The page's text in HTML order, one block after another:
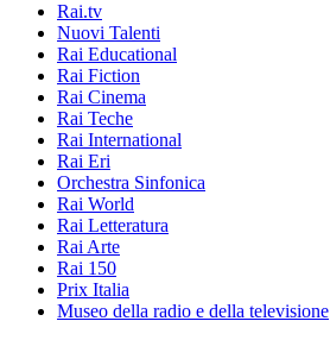
Rai.tv
Nuovi Talenti
Rai Educational
Rai Fiction
Rai Cinema
Rai Teche
Rai International
Rai Eri
Orchestra Sinfonica
Rai World
Rai Letteratura
Rai Arte
Rai 150
Prix Italia
Museo della radio e della televisione